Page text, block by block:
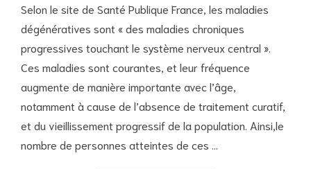
Selon le site de Santé Publique France, les maladies
dégénératives sont « des maladies chroniques
progressives touchant le système nerveux central ».
Ces maladies sont courantes, et leur fréquence
augmente de manière importante avec l’âge,
notamment à cause de l’absence de traitement curatif,
et du vieillissement progressif de la population. Ainsi,le
nombre de personnes atteintes de ces …